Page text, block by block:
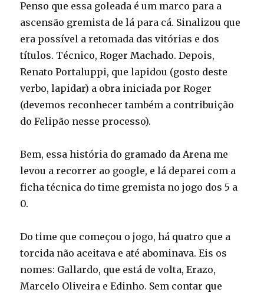
Penso que essa goleada é um marco para a
ascensão gremista de lá para cá. Sinalizou que
era possível a retomada das vitórias e dos
títulos. Técnico, Roger Machado. Depois,
Renato Portaluppi, que lapidou (gosto deste
verbo, lapidar) a obra iniciada por Roger
(devemos reconhecer também a contribuição
do Felipão nesse processo).
Bem, essa história do gramado da Arena me
levou a recorrer ao google, e lá deparei com a
ficha técnica do time gremista no jogo dos 5 a
0.
Do time que começou o jogo, há quatro que a
torcida não aceitava e até abominava. Eis os
nomes: Gallardo, que está de volta, Erazo,
Marcelo Oliveira e Edinho. Sem contar que